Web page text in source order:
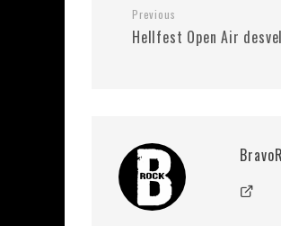
Previous
Hellfest Open Air